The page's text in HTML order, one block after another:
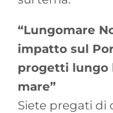
“Lungomare
impatto sul
progetti lungo
mare”
Siete pregati di